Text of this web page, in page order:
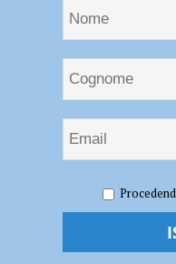
femminile: tutti gli
Settimana della